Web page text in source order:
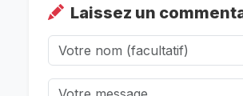
Laissez un